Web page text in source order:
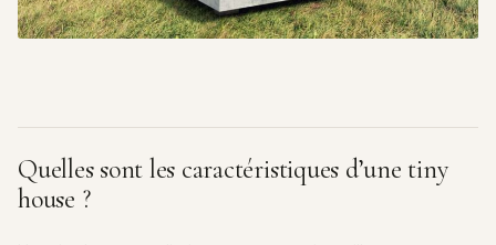
Quelles sont les caractéristiques d’une tiny
house ?